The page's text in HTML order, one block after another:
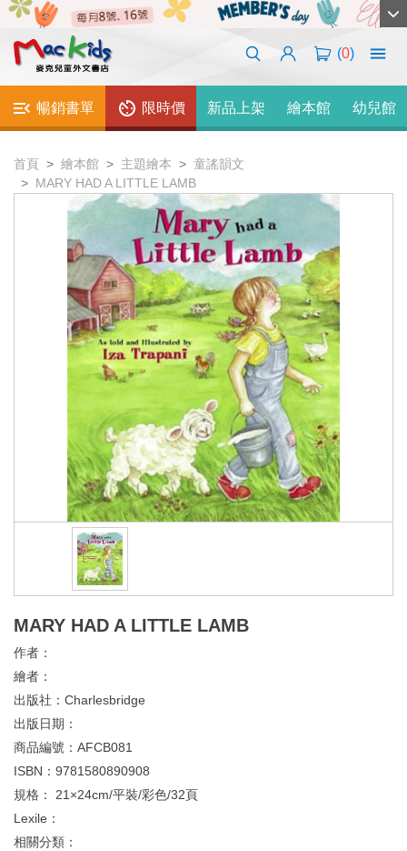
(0)
暢銷書單 限時價 新品上架 繪本館 幼兒館
首頁 繪本館 主題繪本
童謠韻文
MARY HAD A LITTLE LAMB
MARY HAD A LITTLE LAMB
作者：
繪者：
出版社： Charlesbridge
出版日期：
商品編號： AFCB081
ISBN： 9781580890908
規格： 21×24cm/平裝/彩色/32頁
Lexile：
相關分類：